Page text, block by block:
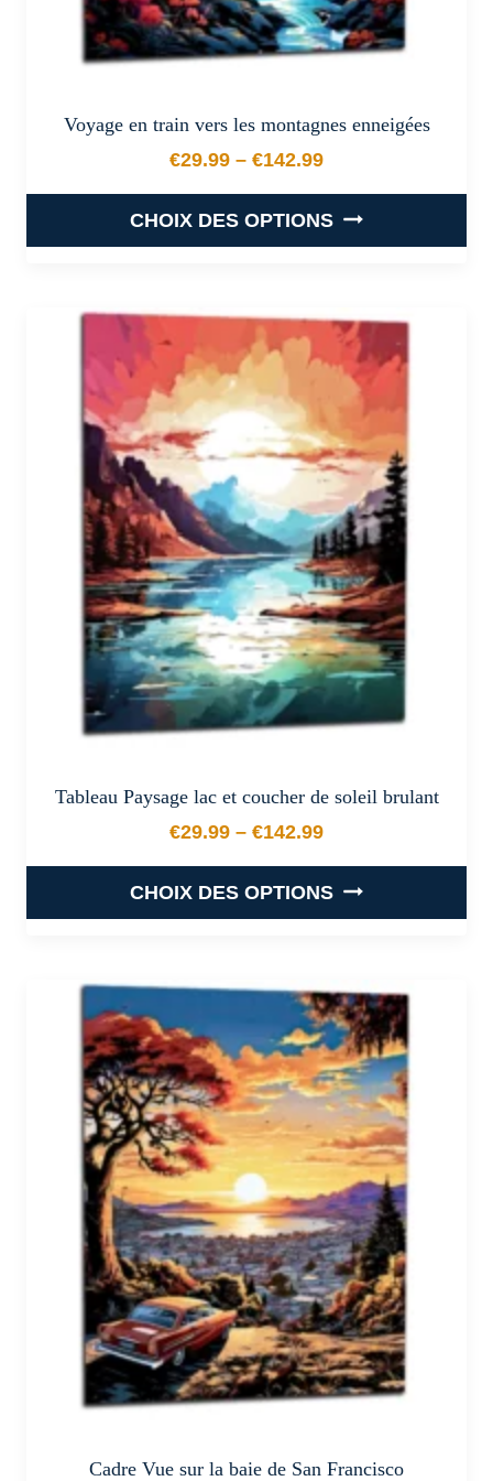
produit
Voyage en train vers les montagnes enneigées
€29.99 – €142.99
Plage de prix : €29.99 à
CHOIX DES OPTIONS
a
plusieurs
variations.
Les
options
peuvent
être
choisies
sur
la
page
du
produit
Tableau Paysage lac et coucher de soleil brulant
€29.99 – €142.99
Plage de prix : €29.99 à
CHOIX DES OPTIONS
a
plusieurs
variations.
Les
options
peuvent
être
choisies
sur
la
page
du
produit
Cadre Vue sur la baie de San Francisco